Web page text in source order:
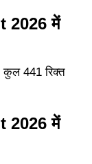
2026 में
441 रिक्त
2026 में